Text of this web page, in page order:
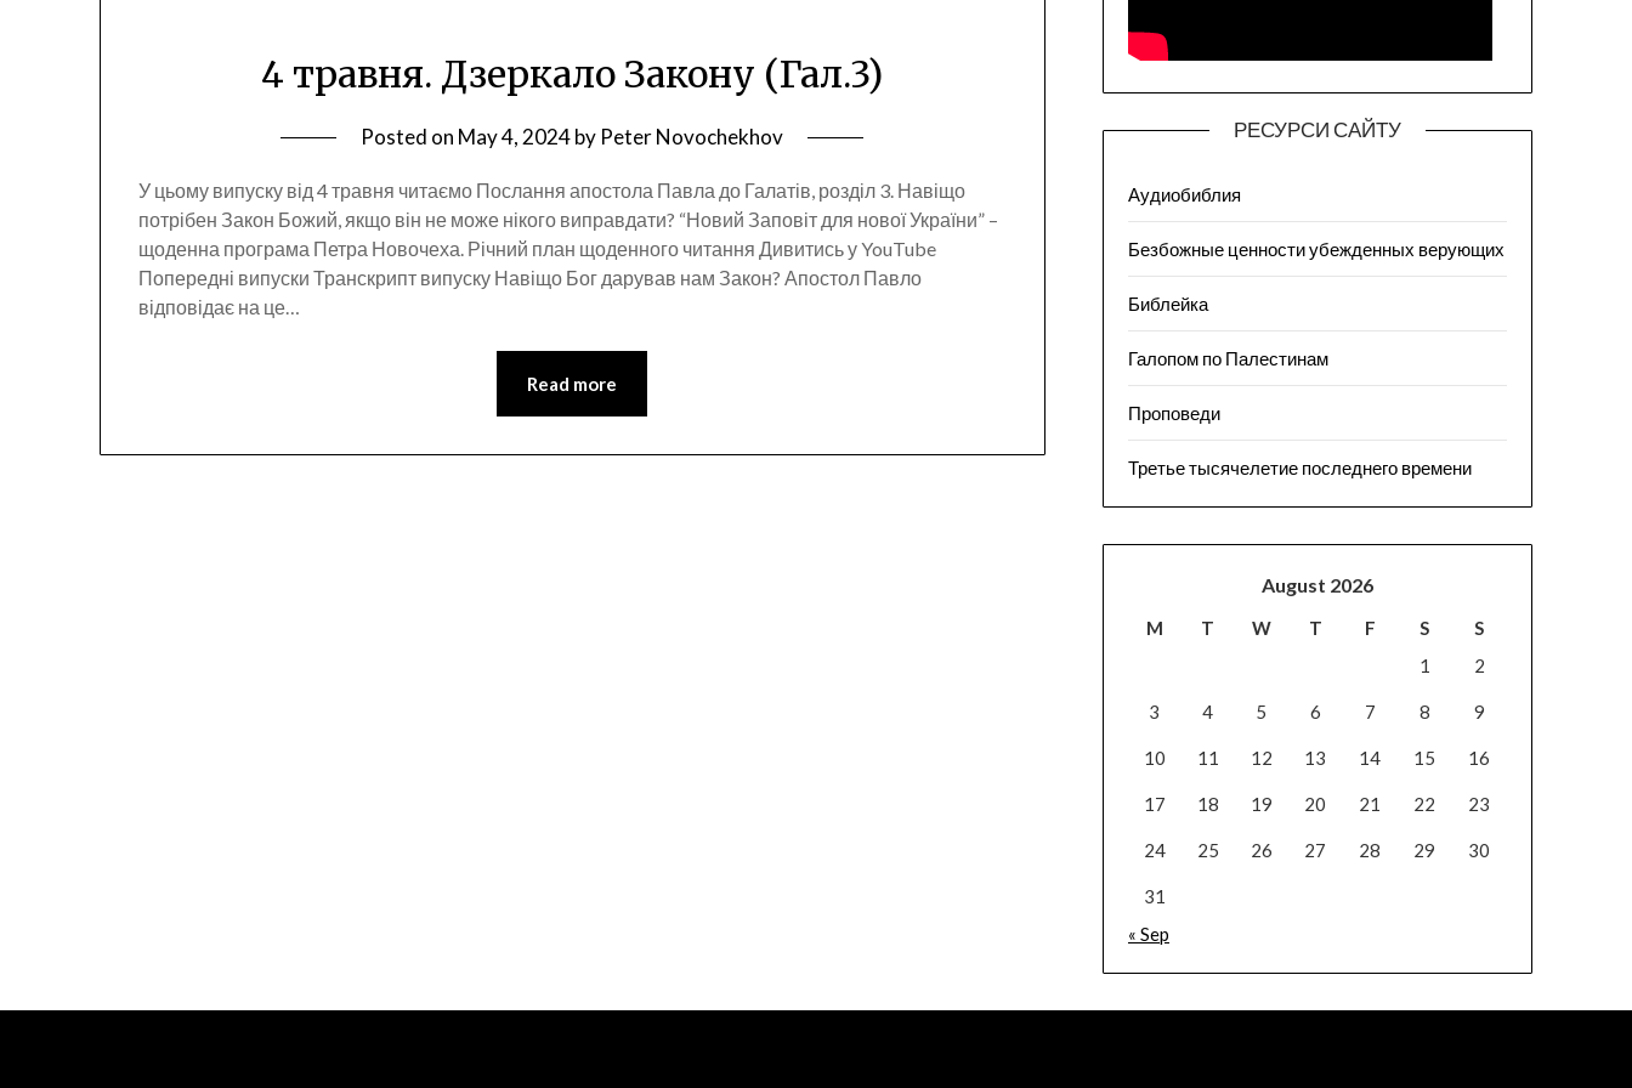
4 травня. Дзеркало Закону (Гал.3)
Posted on May 4, 2024by Peter Novochekhov
У цьому випуску від 4 травня читаємо Послання апостола Павла до Галатів, розділ 3. Навіщо
потрібен Закон Божий, якщо він не може нікого виправдати? “Новий Заповіт для нової України” –
щоденна програма Петра Новочеха. Річний план щоденного читання Дивитись у YouTube
Попередні випуски Транскрипт випуску Навіщо Бог дарував нам Закон? Апостол Павло
відповідає на це…
Read more
РЕСУРСИ САЙТУ
Аудиобиблия
Безбожные ценности убежденных верующих
Библейка
Галопом по Палестинам
Проповеди
Третье тысячелетие последнего времени
August 2026
M T W T F S
S
1
2
3 4 5 6 7 8 9
10 11 12 13 14 15 16
17 18 19 20 21 22 23
24 25 26 27 28 29 30
31
« Sep